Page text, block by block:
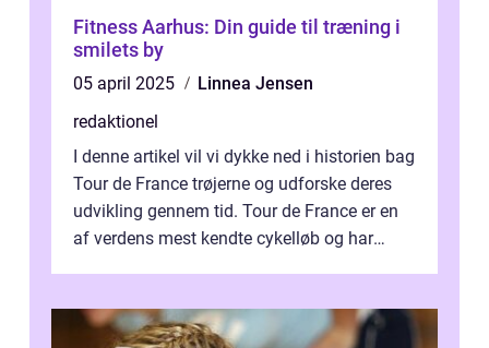
Fitness Aarhus: Din guide til træning i
smilets by
05 april 2025
Linnea Jensen
redaktionel
I denne artikel vil vi dykke ned i historien bag
Tour de France trøjerne og udforske deres
udvikling gennem tid. Tour de France er en
af verdens mest kendte cykelløb og har